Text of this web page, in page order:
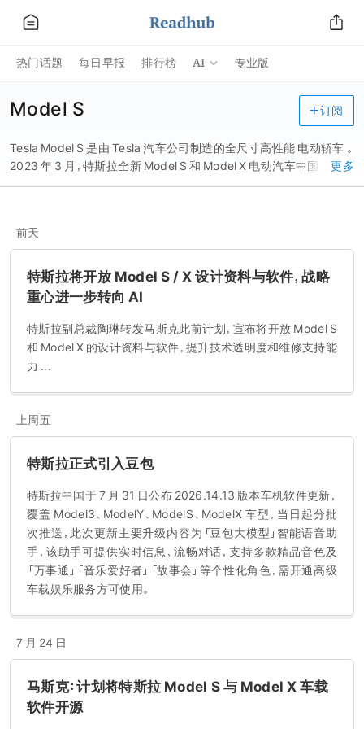
热门话题 每日早报 排行榜 AI 专业版
Model S
Tesla Model S 是由 Tesla 汽车公司制造的全尺寸高性能 电动轿车 。
2023 年 3 月，特斯拉全新 Model S 和 Model X 电动汽车中国大陆开
启交付。
更多
订阅
前天
特斯拉将开放 Model S / X 设计资料与软件，战略
重心进一步转向 AI
特斯拉副总裁陶琳转发马斯克此前计划，宣布将开放 Model S
和 Model X 的设计资料与软件，提升技术透明度和维修支持能
力 ...
上周五
特斯拉正式引入豆包
特斯拉中国于 7 月 31 日公布 2026.14.13 版本车机软件更新，
覆盖 Model3、ModelY、ModelS、ModelX 车型，当日起分批
次推送，此次更新主要升级内容为「豆包大模型」智能语音助
手，该助手可提供实时信息、流畅对话，支持多款精品音色及
「万事通」「音乐爱好者」「故事会」等个性化角色，需开通高级
车载娱乐服务方可使用。
7 月 24 日
马斯克：计划将特斯拉 Model S 与 Model X 车载
软件开源